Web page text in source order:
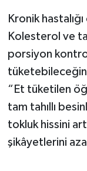
Kronik
Kolesterol ve
porsiyon
“Et tüketilen
tam tahıllı
tokluk hissini
şikâyetlerini